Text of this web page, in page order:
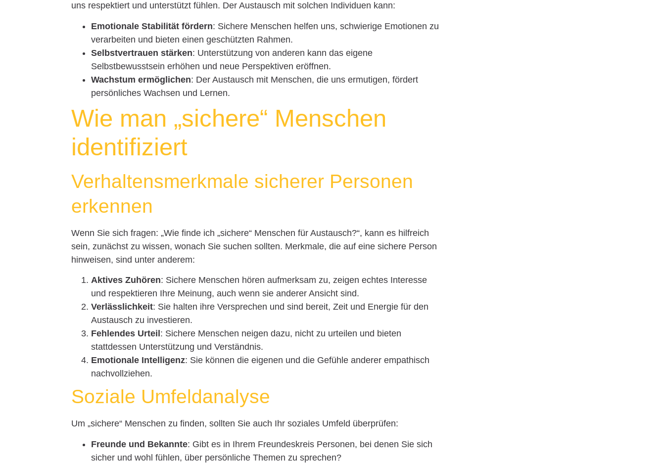
uns respektiert und unterstützt fühlen. Der Austausch mit solchen Individuen kann:
Emotionale Stabilität fördern: Sichere Menschen helfen uns, schwierige Emotionen zu
verarbeiten und bieten einen geschützten Rahmen.
Selbstvertrauen stärken: Unterstützung von anderen kann das eigene
Selbstbewusstsein erhöhen und neue Perspektiven eröffnen.
Wachstum ermöglichen: Der Austausch mit Menschen, die uns ermutigen, fördert
persönliches Wachsen und Lernen.
Wie man „sichere“ Menschen
identifiziert
Verhaltensmerkmale sicherer Personen
erkennen
Wenn Sie sich fragen: „Wie finde ich „sichere“ Menschen für Austausch?“, kann es hilfreich
sein, zunächst zu wissen, wonach Sie suchen sollten. Merkmale, die auf eine sichere Person
hinweisen, sind unter anderem:
Aktives Zuhören: Sichere Menschen hören aufmerksam zu, zeigen echtes Interesse
und respektieren Ihre Meinung, auch wenn sie anderer Ansicht sind.
Verlässlichkeit: Sie halten ihre Versprechen und sind bereit, Zeit und Energie für den
Austausch zu investieren.
Fehlendes Urteil : Sichere Menschen neigen dazu, nicht zu urteilen und bieten
stattdessen Unterstützung und Verständnis.
Emotionale Intelligenz: Sie können die eigenen und die Gefühle anderer empathisch
nachvollziehen.
Soziale Umfeldanalyse
Um „sichere“ Menschen zu finden, sollten Sie auch Ihr soziales Umfeld überprüfen:
Freunde und Bekannte: Gibt es in Ihrem Freundeskreis Personen, bei denen Sie sich
sicher und wohl fühlen, über persönliche Themen zu sprechen?